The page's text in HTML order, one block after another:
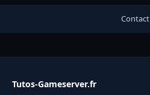
Contact
Tutos-Gameserver.fr